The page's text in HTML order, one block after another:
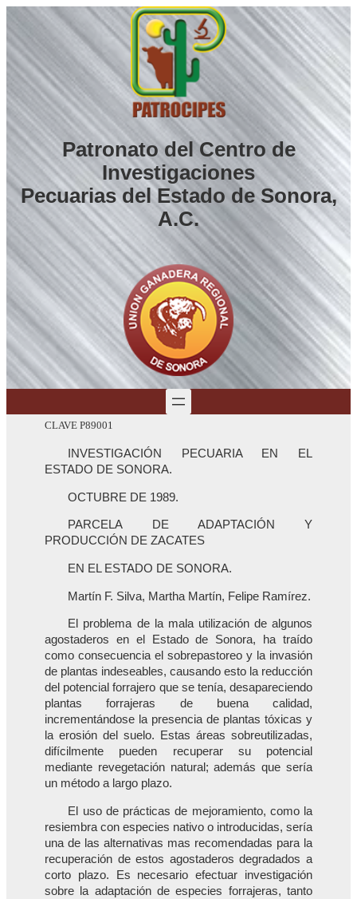
Saltar
al
contenido
Patronato del Centro de
Investigaciones
Pecuarias del Estado de Sonora,
A.C.
CLAVE P89001
INVESTIGACIÓN PECUARIA EN EL
ESTADO DE SONORA.
OCTUBRE DE 1989.
PARCELA DE ADAPTACIÓN Y
PRODUCCIÓN DE ZACATES
EN EL ESTADO DE SONORA.
Martín F. Silva, Martha Martín, Felipe Ramírez.
El problema de la mala utilización de algunos
agostaderos en el Estado de Sonora, ha traído
como consecuencia el sobrepastoreo y la invasión
de plantas indeseables, causando esto la reducción
del potencial forrajero que se tenía, desapareciendo
plantas forrajeras de buena calidad,
incrementándose la presencia de plantas tóxicas y
la erosión del suelo. Estas áreas sobreutilizadas,
difícilmente pueden recuperar su potencial
mediante revegetación natural; además que sería
un método a largo plazo.
El uso de prácticas de mejoramiento, como la
resiembra con especies nativo o introducidas, sería
una de las alternativas mas recomendadas para la
recuperación de estos agostaderos degradados a
corto plazo. Es necesario efectuar investigación
sobre la adaptación de especies forrajeras, tanto